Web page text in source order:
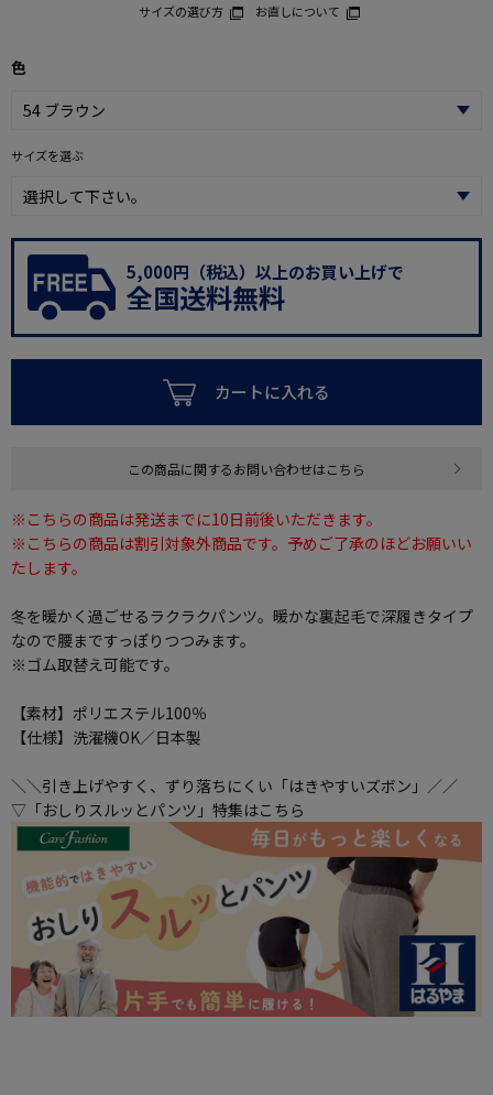
サイズの選び方 お直しについて
色
サイズを選ぶ
5,000円（税込）以上のお買い上げで
全国送料無料
カートに入れる
この商品に関するお問い合わせはこちら
※こちらの商品は発送までに10日前後いただきます。
※こちらの商品は割引対象外商品です。予めご了承のほどお願いい
たします。
冬を暖かく過ごせるラクラクパンツ。暖かな裏起毛で深履きタイプ
なので腰まですっぽりつつみます。
※ゴム取替え可能です。
【素材】ポリエステル100％
【仕様】洗濯機OK／日本製
＼＼引き上げやすく、ずり落ちにくい「はきやすいズボン」／／
▽「おしりスルッとパンツ」特集はこちら